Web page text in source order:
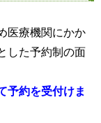
医療機関にかか
した予約制の面
予約を受付けま